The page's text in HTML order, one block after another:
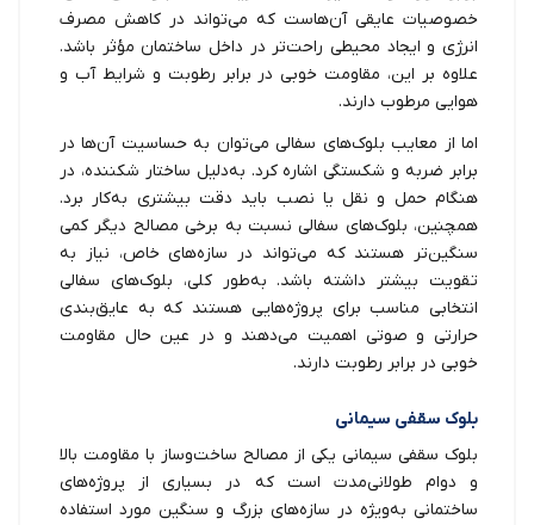
خصوصیات عایقی آن‌هاست که می‌تواند در کاهش مصرف
انرژی و ایجاد محیطی راحت‌تر در داخل ساختمان مؤثر باشد.
علاوه بر این، مقاومت خوبی در برابر رطوبت و شرایط آب و
هوایی مرطوب دارند.
اما از معایب بلوک‌های سفالی می‌توان به حساسیت آن‌ها در
برابر ضربه و شکستگی اشاره کرد. به‌دلیل ساختار شکننده، در
هنگام حمل و نقل یا نصب باید دقت بیشتری به‌کار برد.
همچنین، بلوک‌های سفالی نسبت به برخی مصالح دیگر کمی
سنگین‌تر هستند که می‌تواند در سازه‌های خاص، نیاز به
تقویت بیشتر داشته باشد. به‌طور کلی، بلوک‌های سفالی
انتخابی مناسب برای پروژه‌هایی هستند که به عایق‌بندی
حرارتی و صوتی اهمیت می‌دهند و در عین حال مقاومت
خوبی در برابر رطوبت دارند.
بلوک سقفی سیمانی
بلوک سقفی سیمانی یکی از مصالح ساخت‌وساز با مقاومت بالا
و دوام طولانی‌مدت است که در بسیاری از پروژه‌های
ساختمانی به‌ویژه در سازه‌های بزرگ و سنگین مورد استفاده